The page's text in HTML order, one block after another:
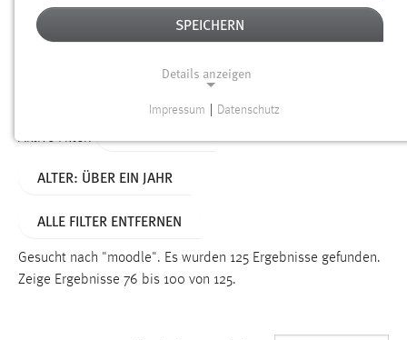
Alter
Aktive Filter:
ALTER: ÜBER EIN JAHR
ALLE FILTER ENTFERNEN
Gesucht nach "moodle". Es wurden 125 Ergebnisse gefunden.
Zeige Ergebnisse 76 bis 100 von 125.
SPEICHERN
Details anzeigen
Funktionen und sind für die einwandfreie Funktion der
Name:
Impressum Datenschutz